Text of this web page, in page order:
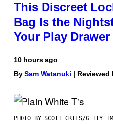
This Discreet
Bag Is the
Your Play Drawer
10 hours ago
By Sam Watanuki | Reviewed
PHOTO BY SCOTT GRIES/GETTY